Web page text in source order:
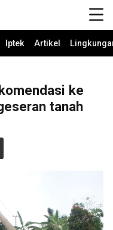
Iptek Artikel
ke
tanah